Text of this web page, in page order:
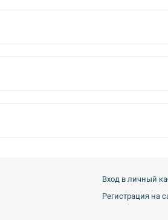
Вход в личный
Регистрация на